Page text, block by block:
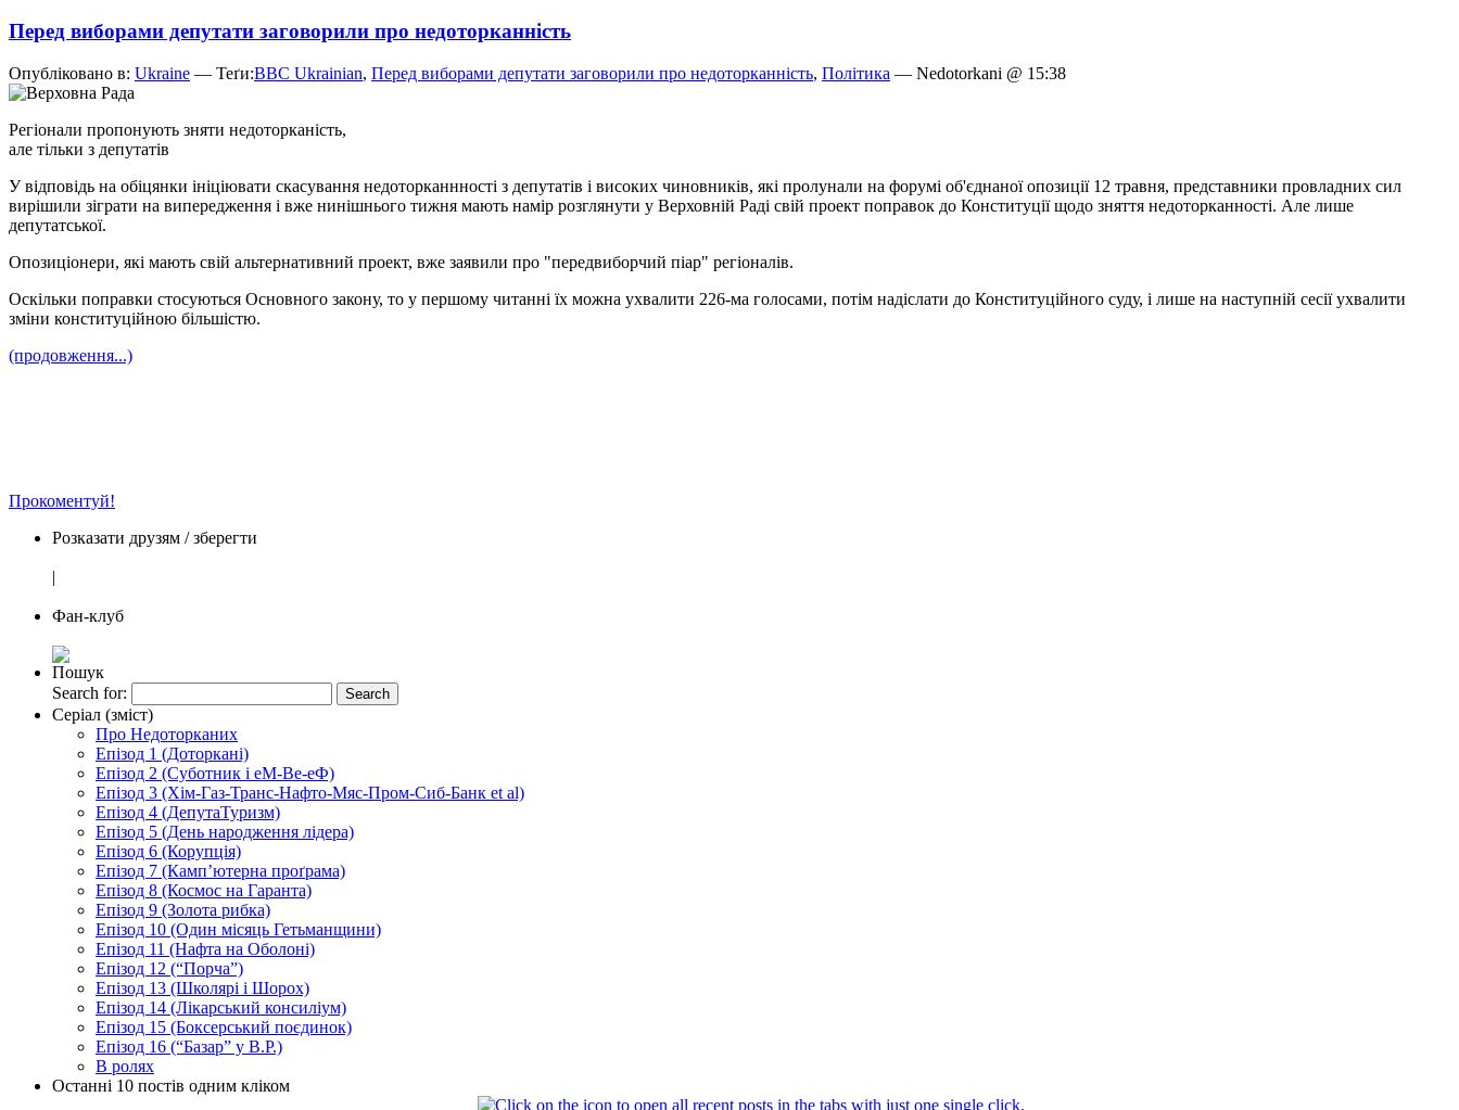
Перед виборами депутати заговорили про недоторканність
Опубліковано в: Ukraine — Теґи:BBC Ukrainian, Перед виборами депутати заговорили про недоторканність, Політика — Nedotorkani @ 15:38
Регіонали пропонують зняти недоторканість,
але тільки з депутатів
У відповідь на обіцянки ініціювати скасування недоторканнності з депутатів і високих чиновників, які пролунали на форумі об'єднаної опозиції 12 травня, представники провладних сил
вирішили зіграти на випередження і вже нинішнього тижня мають намір розглянути у Верховній Раді свій проект поправок до Конституції щодо зняття недоторканності. Але лише
депутатської.
Опозиціонери, які мають свій альтернативний проект, вже заявили про "передвиборчий піар" регіоналів.
Оскільки поправки стосуються Основного закону, то у першому читанні їх можна ухвалити 226-ма голосами, потім надіслати до Конституційного суду, і лише на наступній сесії ухвалити
зміни конституційною більшістю.
(продовження...)
Прокоментуй!
Розказати друзям / зберегти
|
Фан-клуб
Пошук
Search for:
Серіал (зміст)
Про Недоторканих
Епізод 1 (Доторкані)
Епізод 2 (Суботник і еМ-Ве-еФ)
Епізод 3 (Хім-Газ-Транс-Нафто-Мяс-Пром-Сиб-Банк et al)
Епізод 4 (ДепутаТуризм)
Епізод 5 (День народження лідера)
Епізод 6 (Корупція)
Епізод 7 (Камп’ютерна проґрама)
Епізод 8 (Космос на Гаранта)
Епізод 9 (Золота рибка)
Епізод 10 (Один місяць Гетьманщини)
Епізод 11 (Нафта на Оболоні)
Епізод 12 (“Порча”)
Епізод 13 (Школярі і Шорох)
Епізод 14 (Лікарський консиліум)
Епізод 15 (Боксерський поєдинок)
Епізод 16 (“Базар” у В.Р.)
В ролях
Останні 10 постів одним кліком